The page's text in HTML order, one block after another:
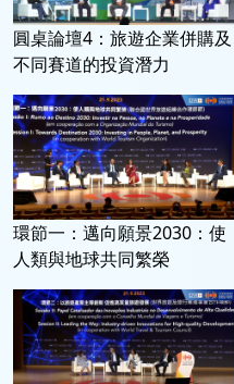
圓桌論壇4：旅遊企業併購及
不同賽道的投資潛力
環節一：邁向願景2030：使
人類與地球共同繁榮